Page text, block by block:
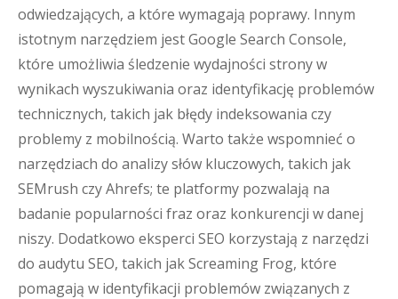
odwiedzających, a które wymagają poprawy. Innym
istotnym narzędziem jest Google Search Console,
które umożliwia śledzenie wydajności strony w
wynikach wyszukiwania oraz identyfikację problemów
technicznych, takich jak błędy indeksowania czy
problemy z mobilnością. Warto także wspomnieć o
narzędziach do analizy słów kluczowych, takich jak
SEMrush czy Ahrefs; te platformy pozwalają na
badanie popularności fraz oraz konkurencji w danej
niszy. Dodatkowo eksperci SEO korzystają z narzędzi
do audytu SEO, takich jak Screaming Frog, które
pomagają w identyfikacji problemów związanych z